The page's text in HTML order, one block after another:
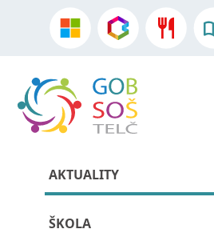
AKTUALITY
ŠKOLA